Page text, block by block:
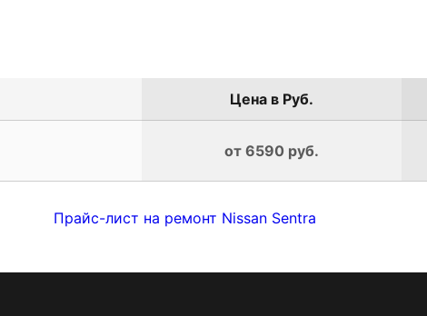
Цена в Руб.
от 6590 руб.
Прайс-лист на ремонт Nissan Sentra